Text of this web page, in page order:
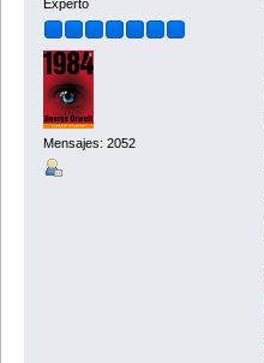
Experto
Mensajes: 2052